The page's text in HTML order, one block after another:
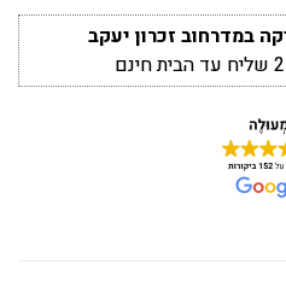
במדרחוב זכרון יעקב